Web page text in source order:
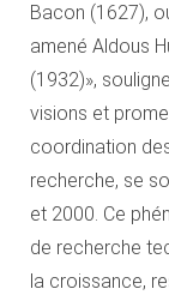
Bacon (1627),
amené Aldous
(1932)»,
visions et
coordination
recherche, se
et 2000. Ce
de recherche
la croissance,